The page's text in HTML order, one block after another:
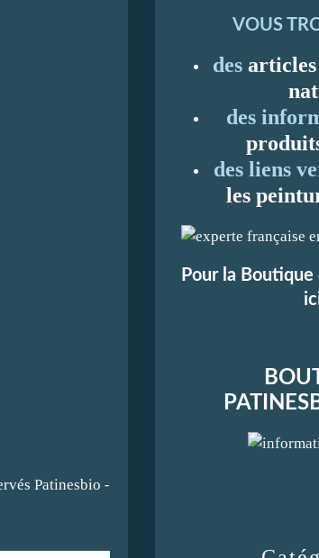
Patinesbio -
VOUS
des
des
des liens
les
Pour la